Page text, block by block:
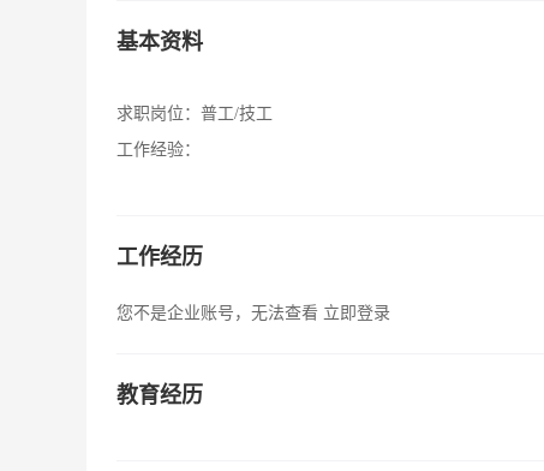
基本资料
求职岗位： 普工/技工
工作经验：
工作经历
您不是企业账号，无法查看 立即登录
教育经历